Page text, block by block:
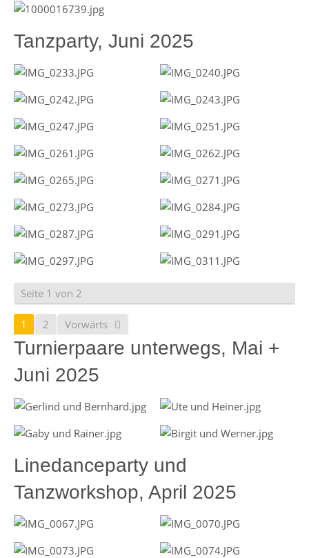
Tanzparty, Juni 2025
Seite 1 von 2
1 2 Vorwärts
Turnierpaare unterwegs, Mai +
Juni 2025
Linedanceparty und
Tanzworkshop, April 2025